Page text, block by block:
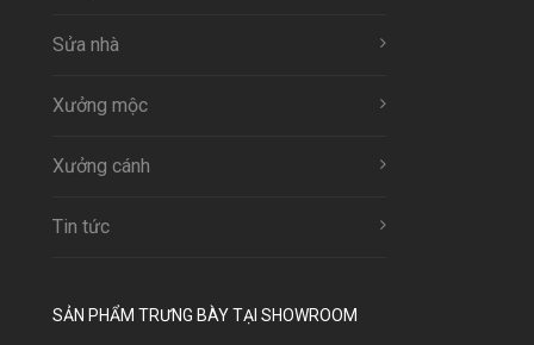
Sửa nhà
Xưởng mộc
Xưởng cánh
Tin tức
SẢN PHẨM TRƯNG BÀY TẠI SHOWROOM